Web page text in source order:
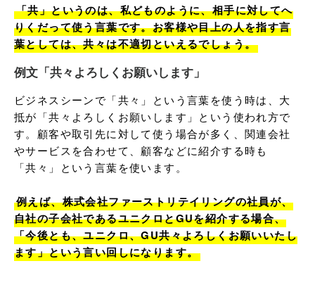
「共」というのは、私どものように、相手に対してへ
りくだって使う言葉です。お客様や目上の人を指す言
葉としては、共々は不適切といえるでしょう。
例文「共々よろしくお願いします」
ビジネスシーンで「共々」という言葉を使う時は、大
抵が「共々よろしくお願いします」という使われ方で
す。顧客や取引先に対して使う場合が多く、関連会社
やサービスを合わせて、顧客などに紹介する時も
「共々」という言葉を使います。
例えば、株式会社ファーストリテイリングの社員が、
自社の子会社であるユニクロとGUを紹介する場合、
「今後とも、ユニクロ、GU共々よろしくお願いいたし
ます」という言い回しになります。